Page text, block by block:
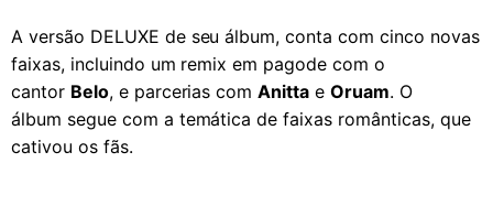
A versão DELUXE de seu álbum, conta com cinco novas
faixas, incluindo um remix em pagode com o
cantor Belo, e parcerias comAnitta eOruam. O
álbum segue com a temática de faixas românticas, que
cativou os fãs.